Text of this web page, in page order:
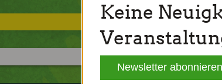
Keine
Newsletter